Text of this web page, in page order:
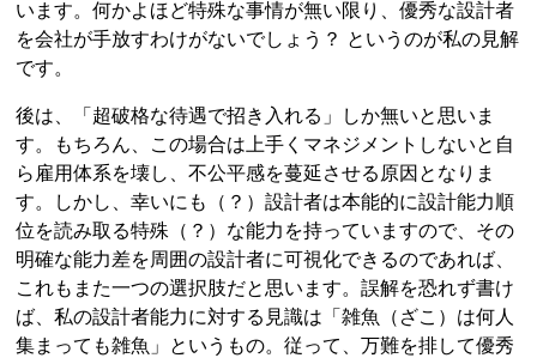
います。何かよほど特殊な事情が無い限り、優秀な設計者
を会社が手放すわけがないでしょう？ というのが私の見解
です。
後は、「超破格な待遇で招き入れる」しか無いと思いま
す。もちろん、この場合は上手くマネジメントしないと自
ら雇用体系を壊し、不公平感を蔓延させる原因となりま
す。しかし、幸いにも（？）設計者は本能的に設計能力順
位を読み取る特殊（？）な能力を持っていますので、その
明確な能力差を周囲の設計者に可視化できるのであれば、
これもまた一つの選択肢だと思います。誤解を恐れず書け
ば、私の設計者能力に対する見識は「雑魚（ざこ）は何人
集まっても雑魚」というもの。従って、万難を排して優秀